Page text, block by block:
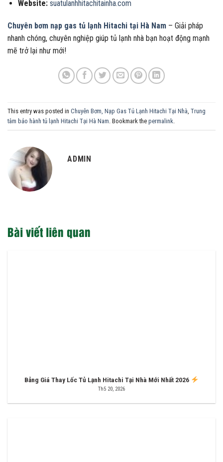
Website: suatulanhhitachitainha.com
Chuyên bơm nạp gas tủ lạnh Hitachi tại Hà Nam – Giải pháp
nhanh chóng, chuyên nghiệp giúp tủ lạnh nhà bạn hoạt động mạnh
mẽ trở lại như mới!
This entry was posted in Chuyên Bơm, Nạp Gas Tủ Lạnh Hitachi Tại Nhà Trung
tâm bảo hành tủ lạnh Hitachi Tại Hà Nam . Bookmark the permalink
ADMIN
Bài viết liên quan
Bảng Giá Thay Lốc Tủ Lạnh Hitachi Tại Nhà Mới Nhất 2026
Th5 20, 2026